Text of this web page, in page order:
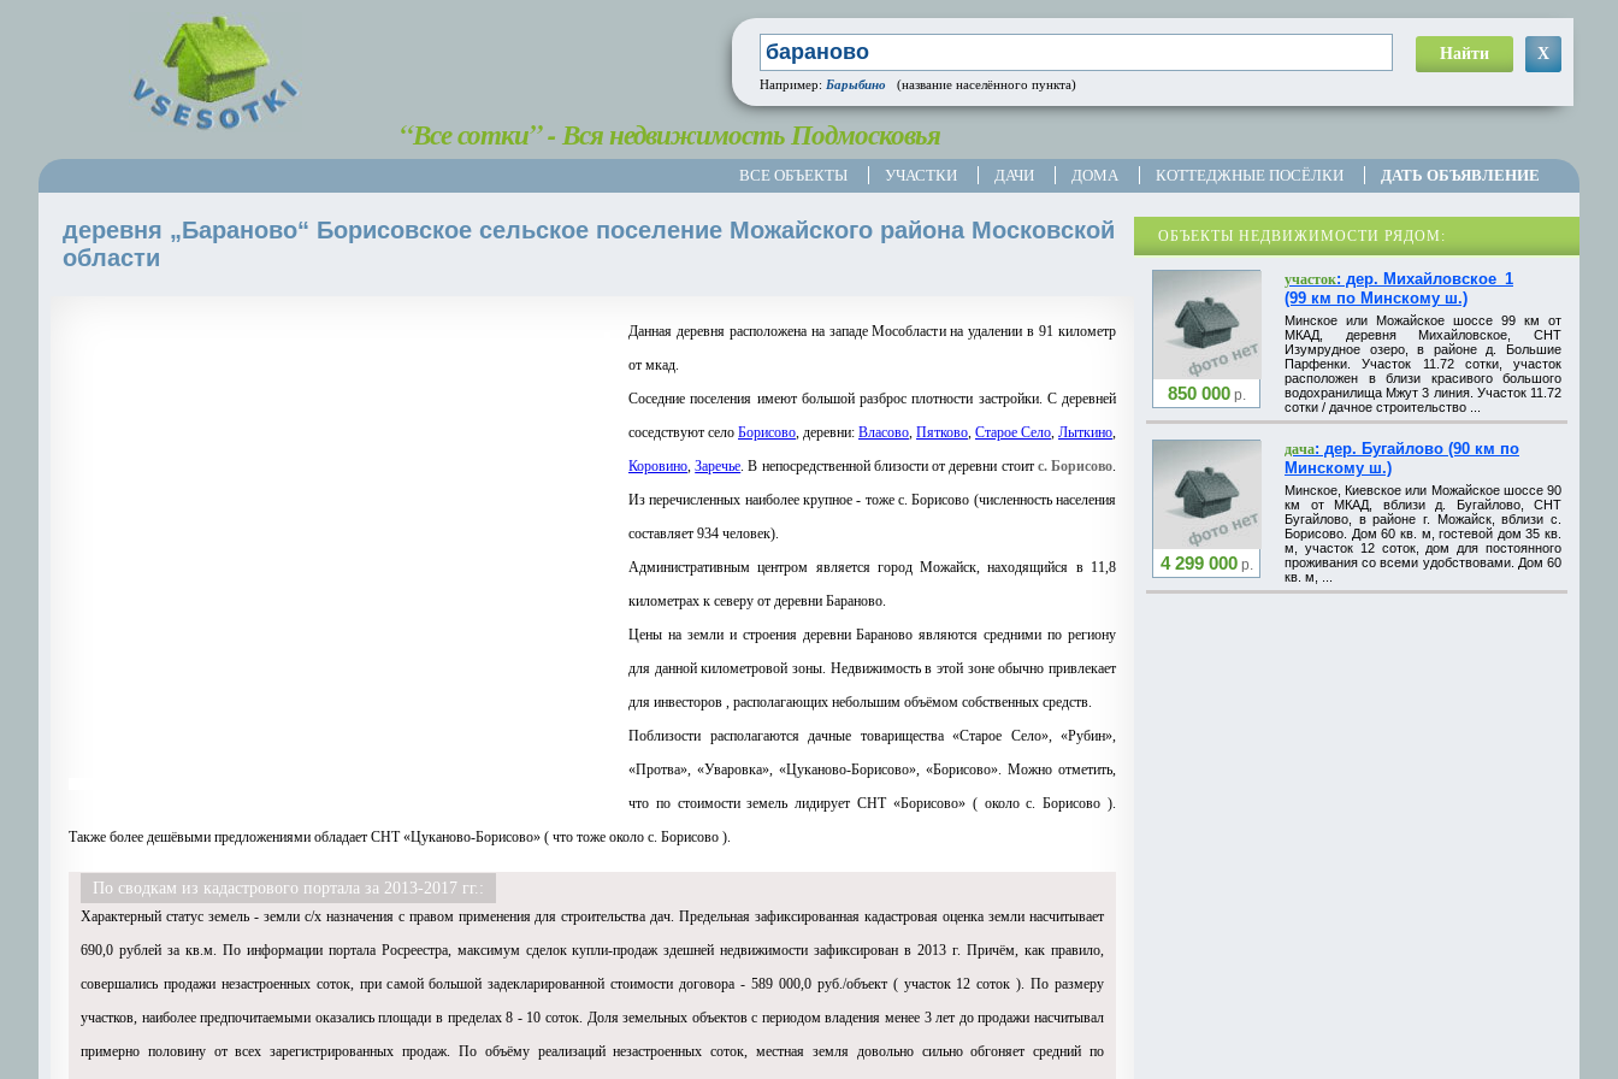
“Все сотки” - Вся недвижимость Подмосковья
ВСЕ ОБЪЕКТЫ УЧАСТКИ ДАЧИ ДОМА КОТТЕДЖНЫЕ ПОСЁЛКИ ДАТЬ ОБЪЯВЛЕНИЕ
Найти X
Например: Барыбино (название населённого пункта)
деревня „Бараново“ Борисовское сельское поселение Можайского района Московской
области
Данная деревня расположена на западе Мособласти на удалении в 91 километр
от мкад.
Соседние поселения имеют большой разброс плотности застройки. С деревней
соседствуют село Борисово, деревни: Власово, Пятково, Старое Село, Лыткино,
Коровино,Заречье. В непосредственной близости от деревни стоит с. Борисово.
Из перечисленных наиболее крупное - тоже с. Борисово (численность населения
составляет 934 человек).
Административным центром является город Можайск, находящийся в 11,8
километрах к северу от деревни Бараново.
Цены на земли и строения деревни Бараново являются средними по региону
для данной километровой зоны. Недвижимость в этой зоне обычно привлекает
для инвесторов , располагающих небольшим объёмом собственных средств.
Поблизости располагаются дачные товарищества «Старое Село», «Рубин»,
«Протва», «Уваровка», «Цуканово-Борисово», «Борисово». Можно отметить,
что по стоимости земель лидирует СНТ «Борисово» ( около с. Борисово ).
Также более дешёвыми предложениями обладает СНТ «Цуканово-Борисово» ( что тоже около с. Борисово ).
По сводкам из кадастрового портала за 2013-2017 гг.:
Характерный статус земель - земли с/х назначения с правом применения для строительства дач. Предельная зафиксированная кадастровая оценка земли насчитывает
690,0 рублей за кв.м. По информации портала Росреестра, максимум сделок купли-продаж здешней недвижимости зафиксирован в 2013 г. Причём, как правило,
совершались продажи незастроенных соток, при самой большой задекларированной стоимости договора - 589 000,0 руб./объект ( участок 12 соток ). По размеру
участков, наиболее предпочитаемыми оказались площади в пределах 8 - 10 соток. Доля земельных объектов с периодом владения менее 3 лет до продажи насчитывал
примерно половину от всех зарегистрированных продаж. По объёму реализаций незастроенных соток, местная земля довольно сильно обгоняет средний по
ОБЪЕКТЫ НЕДВИЖИМОСТИ РЯДОМ:
850 000р.
участок: дер. Михайловское_1
(99 км по Минскому ш.)
Минское или Можайское шоссе 99 км от
МКАД, деревня Михайловское, СНТ
Изумрудное озеро, в районе д. Большие
Парфенки. Участок 11.72 сотки, участок
расположен в близи красивого большого
водохранилища Мжут 3 линия. Участок 11.72
сотки / дачное строительство ...
4 299 000р.
дача: дер. Бугайлово (90 км по
Минскому ш.)
Минское, Киевское или Можайское шоссе 90
км от МКАД, вблизи д. Бугайлово, СНТ
Бугайлово, в районе г. Можайск, вблизи с.
Борисово. Дом 60 кв. м, гостевой дом 35 кв.
м, участок 12 соток, дом для постоянного
проживания со всеми удобствовами. Дом 60
кв. м, ...